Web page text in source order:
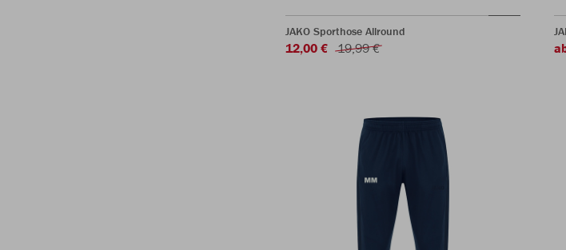
JAKO Sporthose Allround
12,00 € 19,99 €